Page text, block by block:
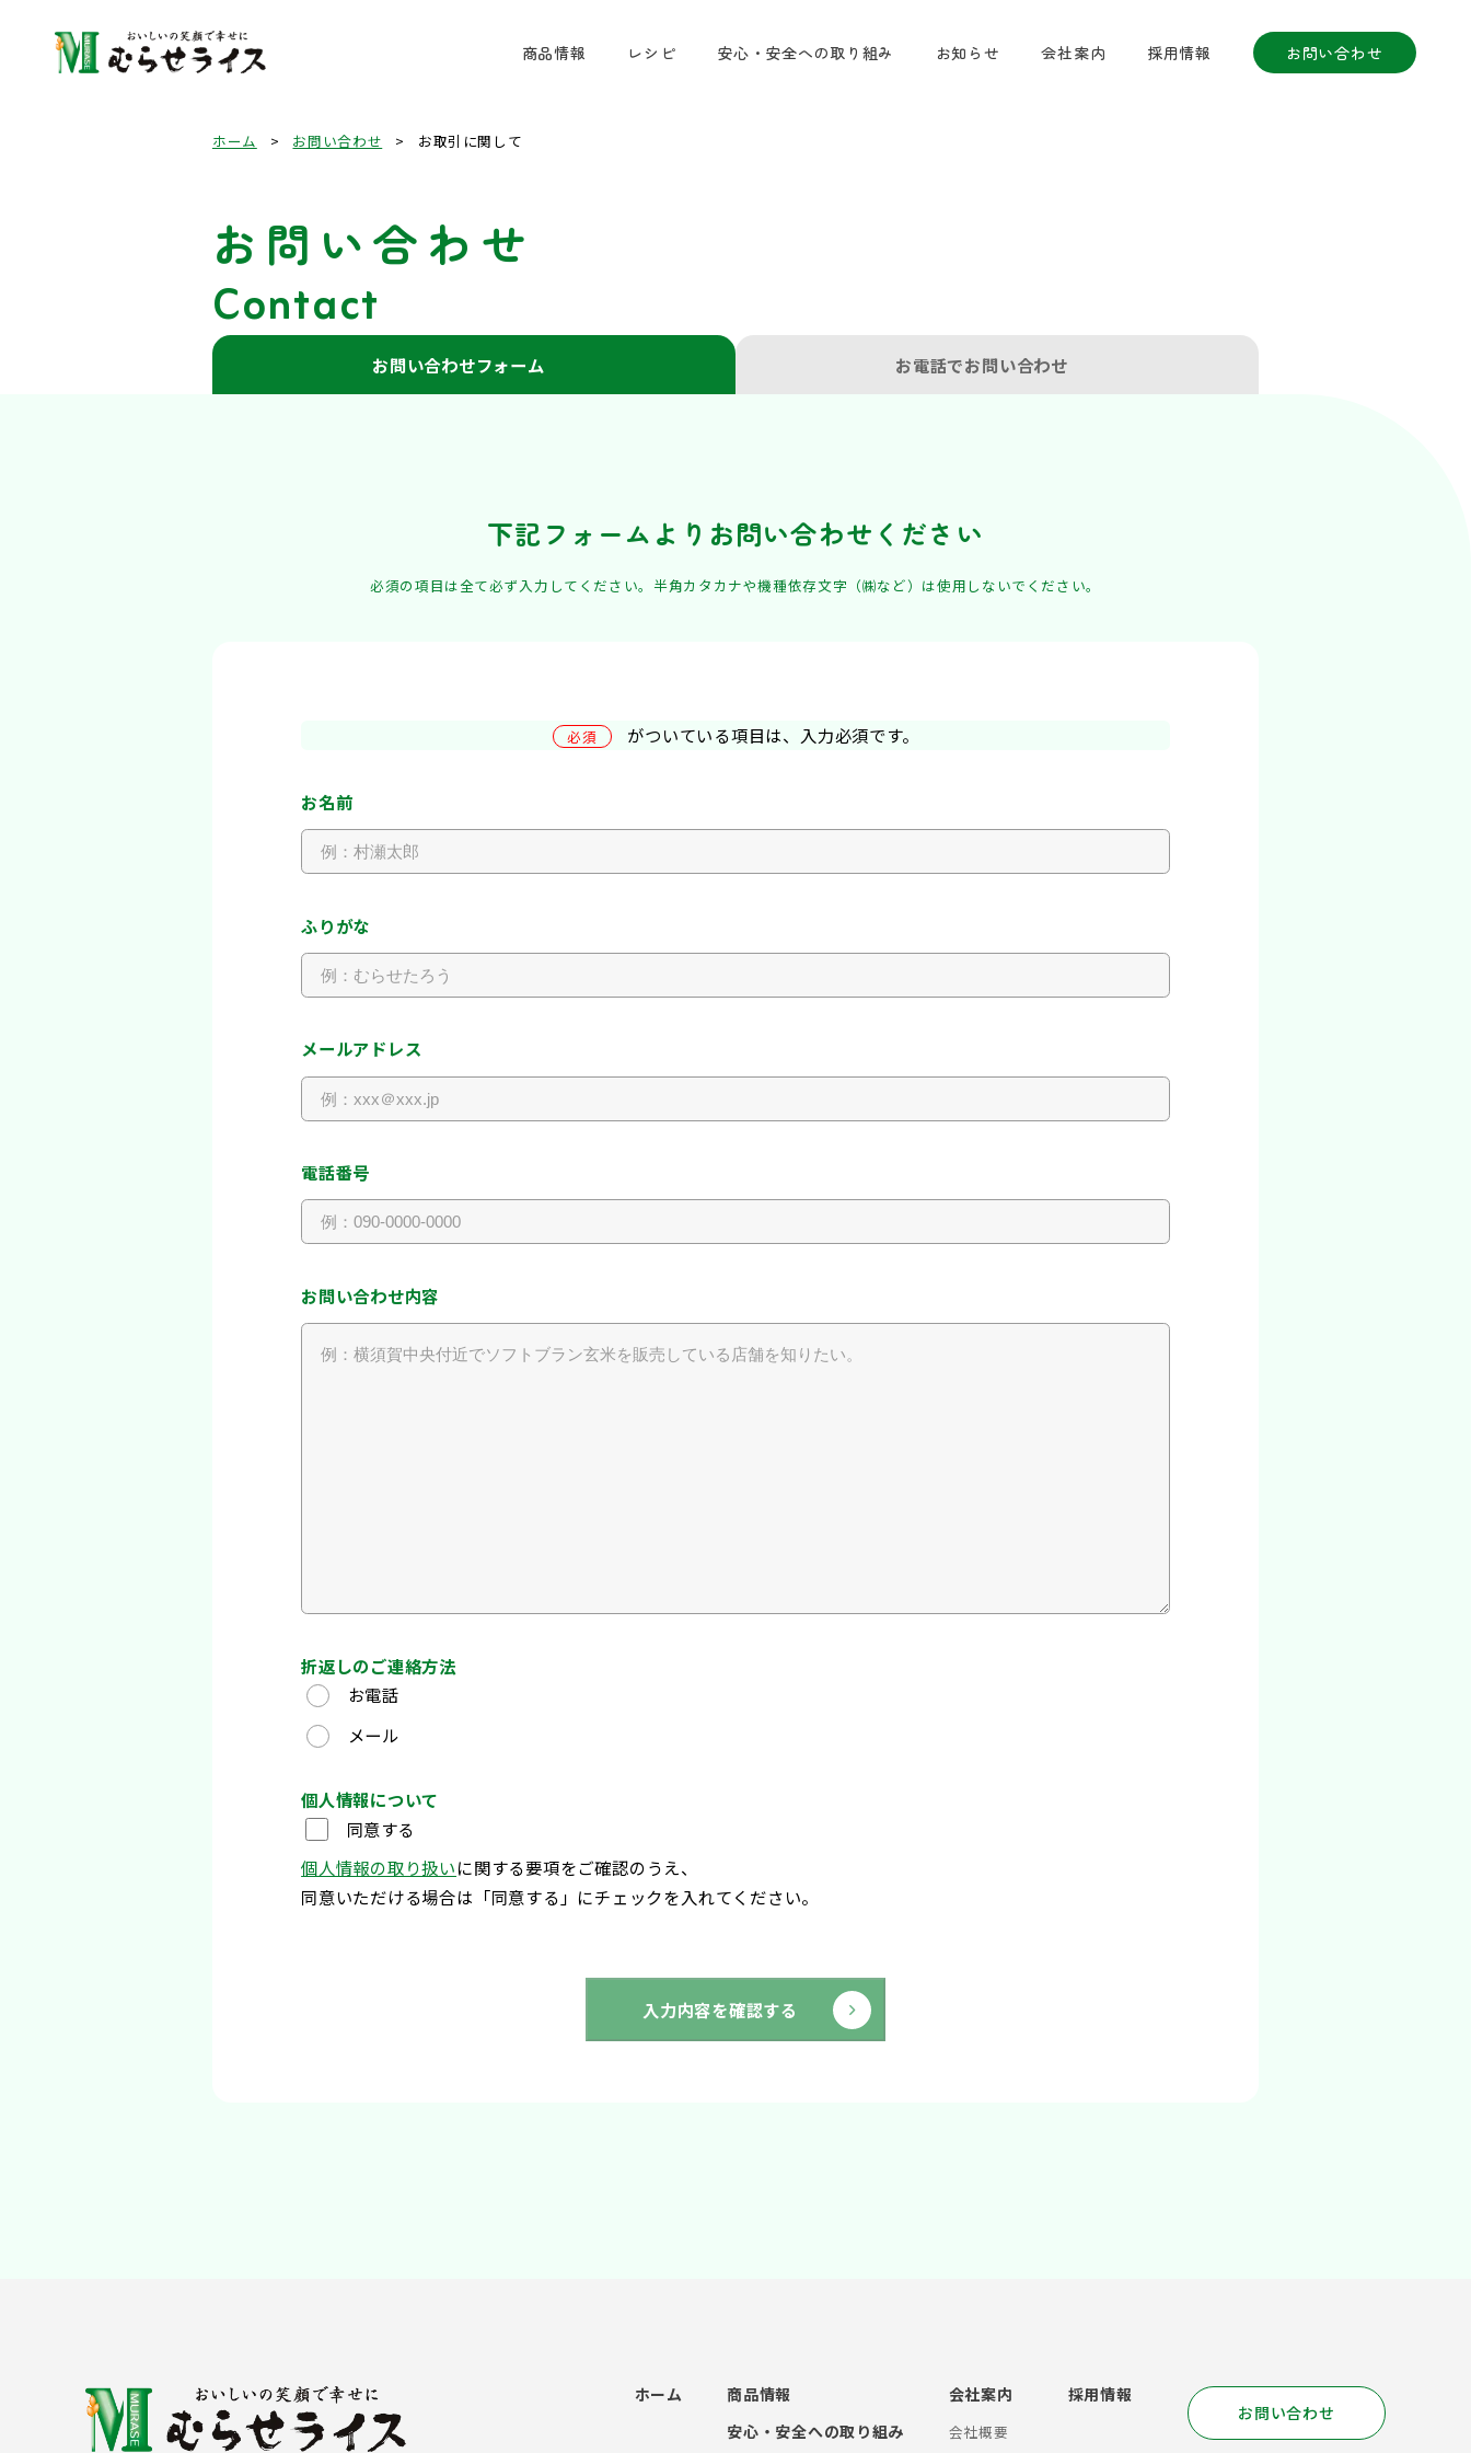
商品情報 レシピ 安心・安全への取り組み お知らせ 会社案内 採用情報 お問い合わせ
ホーム > お問い合わせ > お取引に関して
お問い合わせ
Contact
お問い合わせフォーム お電話でお問い合わせ
下記フォームより お問い合わせください
必須の項目は全て必ず入力してください。 半角カタカナや機種依存文字（㈱など）は使用しないでください。
必須 がついている項目は、入力必須です。
お名前
ふりがな
メールアドレス
電話番号
お問い合わせ内容
折返しのご連絡方法
お電話
メール
個人情報について
同意する
個人情報の取り扱いに関する要項をご確認のうえ、
同意いただける場合は「同意する」にチェックを入れてください。
入力内容を確認する
ホーム
商品情報
安心・安全への取り組み
会社案内
会社概要
採用情報
お問い合わせ